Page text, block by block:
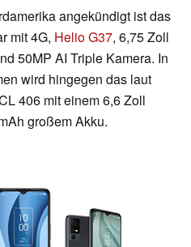
angekündigt ist das
mit 4G, Helio G37, 6,75 Zoll
50MP AI Triple Kamera. In
wird hingegen das laut
406 mit einem 6,6 Zoll
großem Akku.